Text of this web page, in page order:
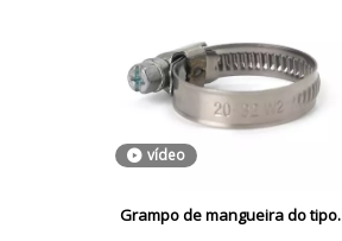
vídeo
Grampo de mangueira do tipo